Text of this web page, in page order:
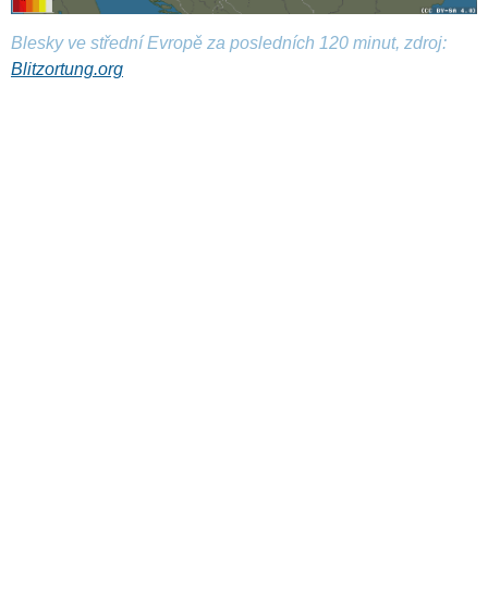
Blesky ve střední Evropě za posledních 120 minut, zdroj:
Blitzortung.org